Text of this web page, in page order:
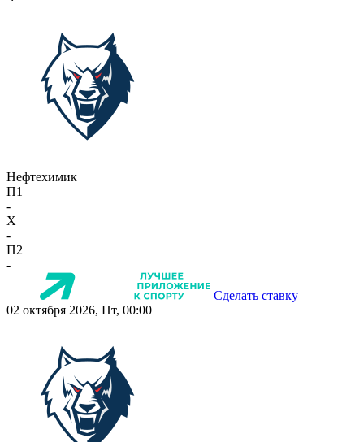
Нефтехимик
П1
-
X
-
П2
-
Сделать ставку
02 октября 2026, Пт, 00:00